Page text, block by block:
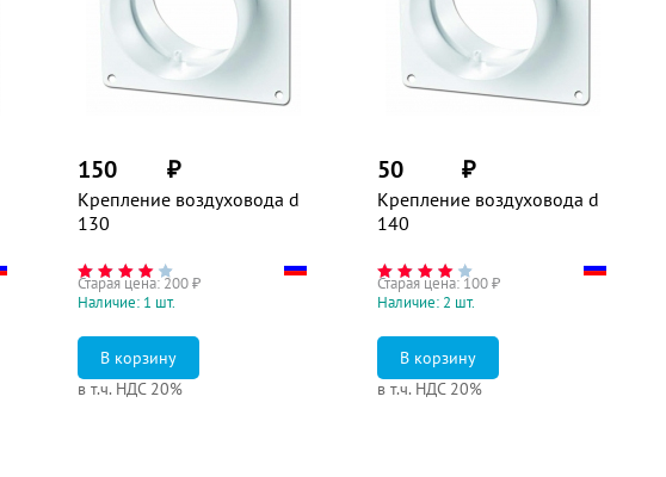
Крепление воздуховода d
130
150 ₽
Старая цена:200₽
в т.ч. НДС 20%
Наличие: 1 шт.
Крепление воздуховода d
140
50 ₽
Старая цена:100₽
в т.ч. НДС 20%
Наличие: 2 шт.